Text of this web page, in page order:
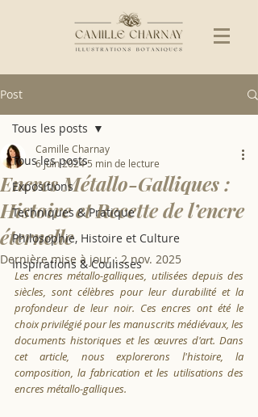
Post
Tous les posts
Expositions
Techniques & Pratique
Philosophie, Histoire et Culture
Inspirations & Coulisses
Tous les posts
Encres Métallo-Galliques :
Histoire et Recette de l’encre
éternelle
Camille Charnay
6 juin 2024 5 min de lecture
Dernière mise à jour :2 nov. 2025
Les encres métallo-galliques, utilisées depuis des
siècles, sont célèbres pour leur durabilité et la
profondeur de leur noir. Ces encres ont été le
choix privilégié pour les manuscrits médiévaux, les
documents historiques et les œuvres d'art. Dans
cet article, nous explorerons l'histoire, la
composition, la fabrication et les utilisations des
encres métallo-galliques.